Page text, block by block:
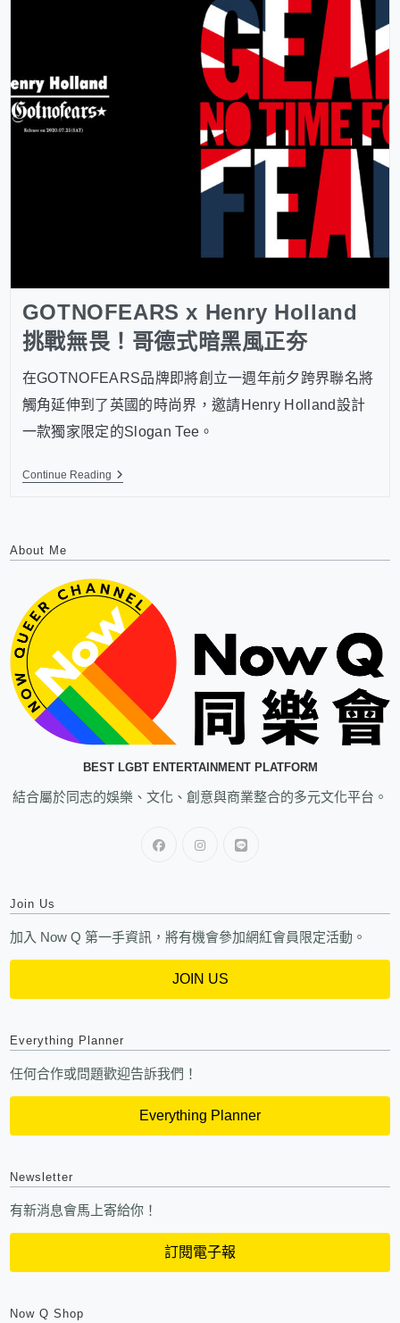
GOTNOFEARS x Henry Holland
挑戰無畏！哥德式暗黑風正夯
在GOTNOFEARS品牌即將創立一週年前夕跨界聯名將
觸角延伸到了英國的時尚界，邀請Henry Holland設計
一款獨家限定的Slogan Tee。
Continue Reading
About Me
BEST LGBT ENTERTAINMENT PLATFORM
結合屬於同志的娛樂、文化、創意與商業整合的多元文化平台。
Join Us
加入 Now Q 第一手資訊，將有機會參加網紅會員限定活動。
JOIN US
Everything Planner
任何合作或問題歡迎告訴我們！
Everything Planner
Newsletter
有新消息會馬上寄給你！
訂閱電子報
Now Q Shop